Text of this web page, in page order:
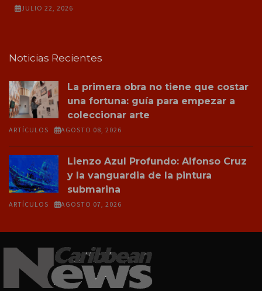
JULIO 22, 2026
Noticias Recientes
La primera obra no tiene que costar
una fortuna: guía para empezar a
coleccionar arte
ARTÍCULOS AGOSTO 08, 2026
Lienzo Azul Profundo: Alfonso Cruz
y la vanguardia de la pintura
submarina
ARTÍCULOS AGOSTO 07, 2026